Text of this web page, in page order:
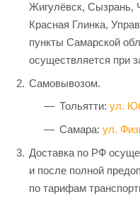
Жигулёвск, Сызрань,
Красная Глинка,
пункты Самарской
осуществляется при
Самовывозом.
Тольятти: ул.
Самара: ул.
Доставка по РФ
и после полной
по тарифам